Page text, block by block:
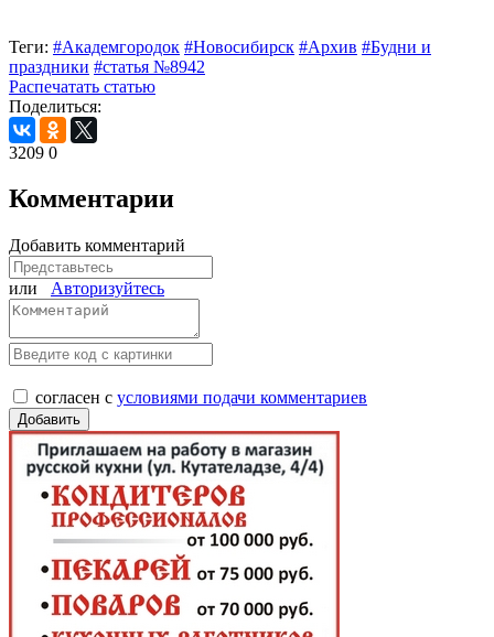
Теги: #Академгородок #Новосибирск #Архив #Будни и
праздники #статья №8942
Распечатать статью
Поделиться:
3209 0
Комментарии
Добавить комментарий
или Авторизуйтесь
согласен с условиями подачи комментариев